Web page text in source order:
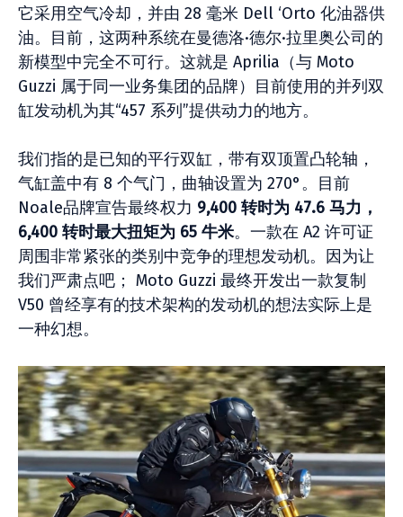
它采用空气冷却，并由 28 毫米 Dell ‘Orto 化油器供
油。目前，这两种系统在曼德洛·德尔·拉里奥公司的
新模型中完全不可行。这就是 Aprilia（与 Moto
Guzzi 属于同一业务集团的品牌）目前使用的并列双
缸发动机为其“457 系列”提供动力的地方。
我们指的是已知的平行双缸，带有双顶置凸轮轴，
气缸盖中有 8 个气门，曲轴设置为 270°。目前
Noale品牌宣告最终权力 9,400 转时为 47.6 马力，
6,400 转时最大扭矩为 65 牛米。一款在 A2 许可证
周围非常紧张的类别中竞争的理想发动机。因为让
我们严肃点吧； Moto Guzzi 最终开发出一款复制
V50 曾经享有的技术架构的发动机的想法实际上是
一种幻想。